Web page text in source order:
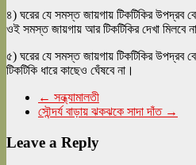
৪) ঘরের যে সমস্ত জায়গায় টিকটিকির উপদ্রব
ওই সমস্ত জায়গায় আর টিকটিকির দেখা মিলবে
৫) ঘরের যে সমস্ত জায়গায় টিকটিকির উপদ্রব
টিকটিকি ধারে কাছেও ঘেঁষবে না।
← সন্ধ্যামালতী
সৌন্দর্য বাড়ায় ঝকঝকে সাদা দাঁত →
Leave a Reply